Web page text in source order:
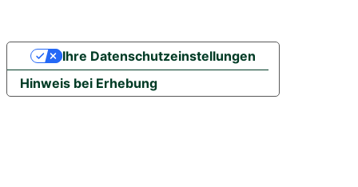
Hinweis bei Erhebung
Ihre Datenschutzeinstellungen